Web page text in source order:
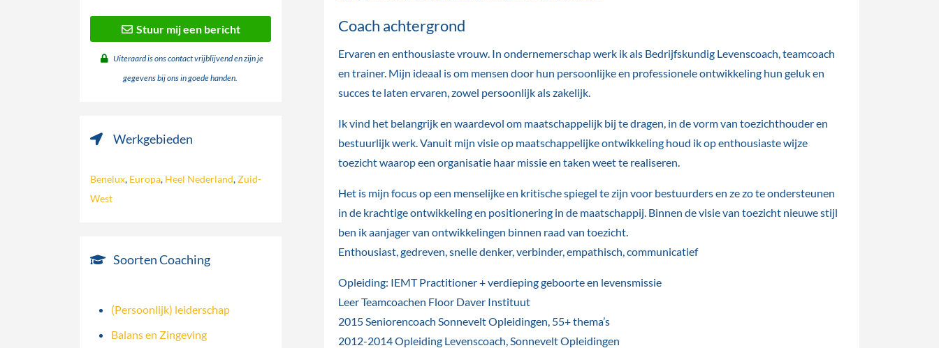
Coach achtergrond
Ervaren en enthousiaste vrouw. In ondernemerschap werk ik als Bedrijfskundig Levenscoach, teamcoach
en trainer. Mijn ideaal is om mensen door hun persoonlijke en professionele ontwikkeling hun geluk en
succes te laten ervaren, zowel persoonlijk als zakelijk.
Ik vind het belangrijk en waardevol om maatschappelijk bij te dragen, in de vorm van toezichthouder en
bestuurlijk werk. Vanuit mijn visie op maatschappelijke ontwikkeling houd ik op enthousiaste wijze
toezicht waarop een organisatie haar missie en taken weet te realiseren.
Het is mijn focus op een menselijke en kritische spiegel te zijn voor bestuurders en ze zo te ondersteunen
in de krachtige ontwikkeling en positionering in de maatschappij. Binnen de visie van toezicht nieuwe stijl
ben ik aanjager van ontwikkelingen binnen raad van toezicht.
Enthousiast, gedreven, snelle denker, verbinder, empathisch, communicatief
Opleiding: IEMT Practitioner + verdieping geboorte en levensmissie
Leer Teamcoachen Floor Daver Instituut
2015 Seniorencoach Sonnevelt Opleidingen, 55+ thema’s
2012-2014 Opleiding Levenscoach, Sonnevelt Opleidingen
Stuur mij een bericht
Uiteraard is ons contact vrijblijvend en zijn je
gegevens bij ons in goede handen.
Werkgebieden
Benelux, Europa, Heel Nederland,Zuid-
West
Soorten Coaching
(Persoonlijk) leiderschap
Balans en Zingeving